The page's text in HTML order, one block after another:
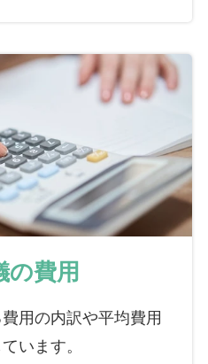
の費用
用の内訳や平均費用
います。